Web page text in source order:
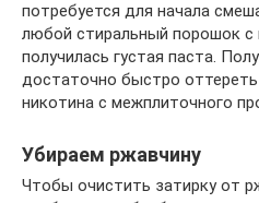
потребуется для начала
любой стиральный порошок
получилась густая паста.
достаточно быстро
никотина с межплиточного
Убираем ржавчину
Чтобы очистить затирку от